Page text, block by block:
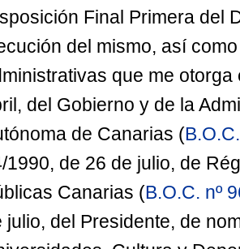
Final Primera del
del mismo, así
que me
del Gobierno y de la
de Canarias (
1990, de 26 de julio, de
Canarias (B.O.C. nº
julio, del Presidente, de